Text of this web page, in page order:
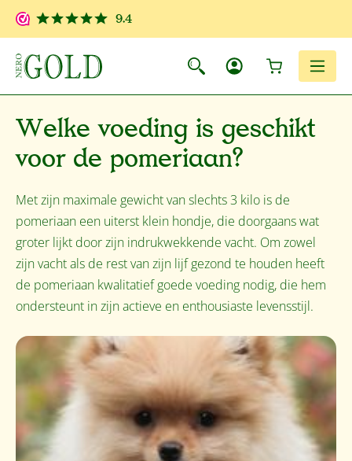
Ga naar de hoofdinhoud
9.4
Welke voeding is geschikt
voor de pomeriaan?
Met zijn maximale gewicht van slechts 3 kilo is de
pomeriaan een uiterst klein hondje, die doorgaans wat
groter lijkt door zijn indrukwekkende vacht. Om zowel
zijn vacht als de rest van zijn lijf gezond te houden heeft
de pomeriaan kwalitatief goede voeding nodig, die hem
ondersteunt in zijn actieve en enthousiaste levensstijl.